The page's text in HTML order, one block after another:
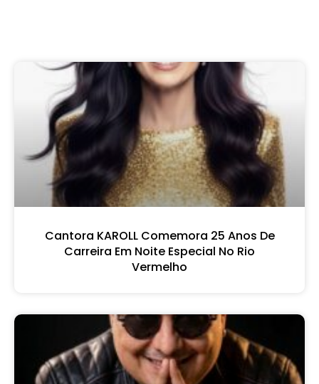
Cantora KAROLL Comemora 25 Anos De
Carreira Em Noite Especial No Rio
Vermelho